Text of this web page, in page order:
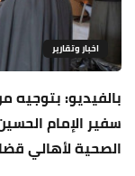
اخبار وتقارير
بالفيديو:
سفير الإمام
الصحية لأهالي